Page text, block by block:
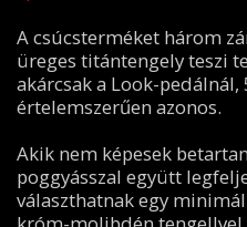
A csúcsterméket három
üreges titántengely teszi
akárcsak a Look-
értelemszerűen azonos.
Akik nem képesek
poggyásszal együtt
választhatnak egy